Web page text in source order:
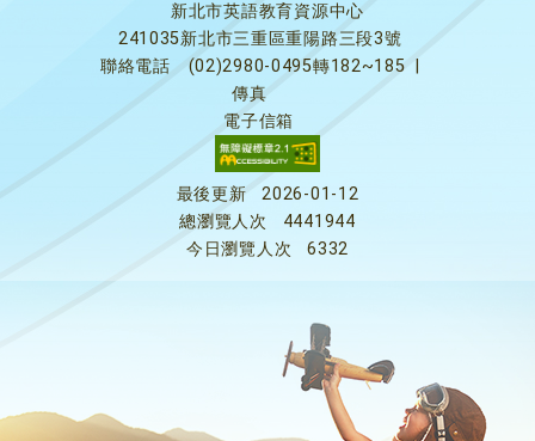
新北市英語教育資源中心
241035新北市三重區重陽路三段3號
聯絡電話
(02)2980-0495轉182~185
傳真
電子信箱
最後更新
2026-01-12
總瀏覽人次
4441944
今日瀏覽人次
6332